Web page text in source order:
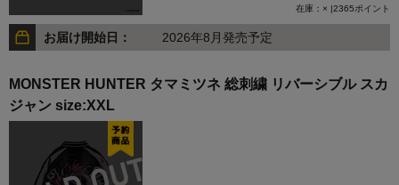
在庫：× |2365ポイント
お届け開始日： 2026年8月発売予定
MONSTER HUNTER タマミツネ 総刺繍 リバーシブル スカ
ジャン size:XXL